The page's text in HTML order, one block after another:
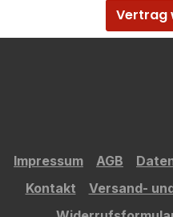
Vertrag
Impressum AGB
Kontakt
Versand-